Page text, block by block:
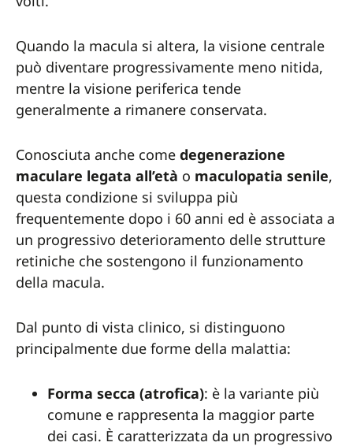
Quando la macula si altera, la visione centrale
può diventare progressivamente meno nitida,
mentre la visione periferica tende
generalmente a rimanere conservata.
Conosciuta anche come degenerazione
maculare legata all’età o maculopatia senile,
questa condizione si sviluppa più
frequentemente dopo i 60 anni ed è associata a
un progressivo deterioramento delle strutture
retiniche che sostengono il funzionamento
della macula.
Dal punto di vista clinico, si distinguono
principalmente due forme della malattia:
Forma secca (atrofica): è la variante più
comune e rappresenta la maggior parte
dei casi. È caratterizzata da un progressivo